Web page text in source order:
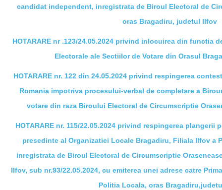
candidat independent, inregistrata de Biroul Electoral de
oras Bragadiru, judetul Ilfov
HOTARARE nr .123/24.05.2024 privind inlocuirea din functia
Electorale ale Sectiilor de Votare din Orasul
HOTARARE nr. 122 din 24.05.2024 privind respingerea
Romania impotriva procesului-verbal de completare a
votare din raza Biroului Electoral de Circumscriptie
HOTARARE nr. 115/22.05.2024 privind respingerea
presedinte al Organizatiei Locale Bragadiru, Filiala Ilfov a
inregistrata de Biroul Electoral de Circumscriptie
Ilfov, sub nr.93/22.05.2024, cu emiterea unei adrese catre
Politia Locala, oras